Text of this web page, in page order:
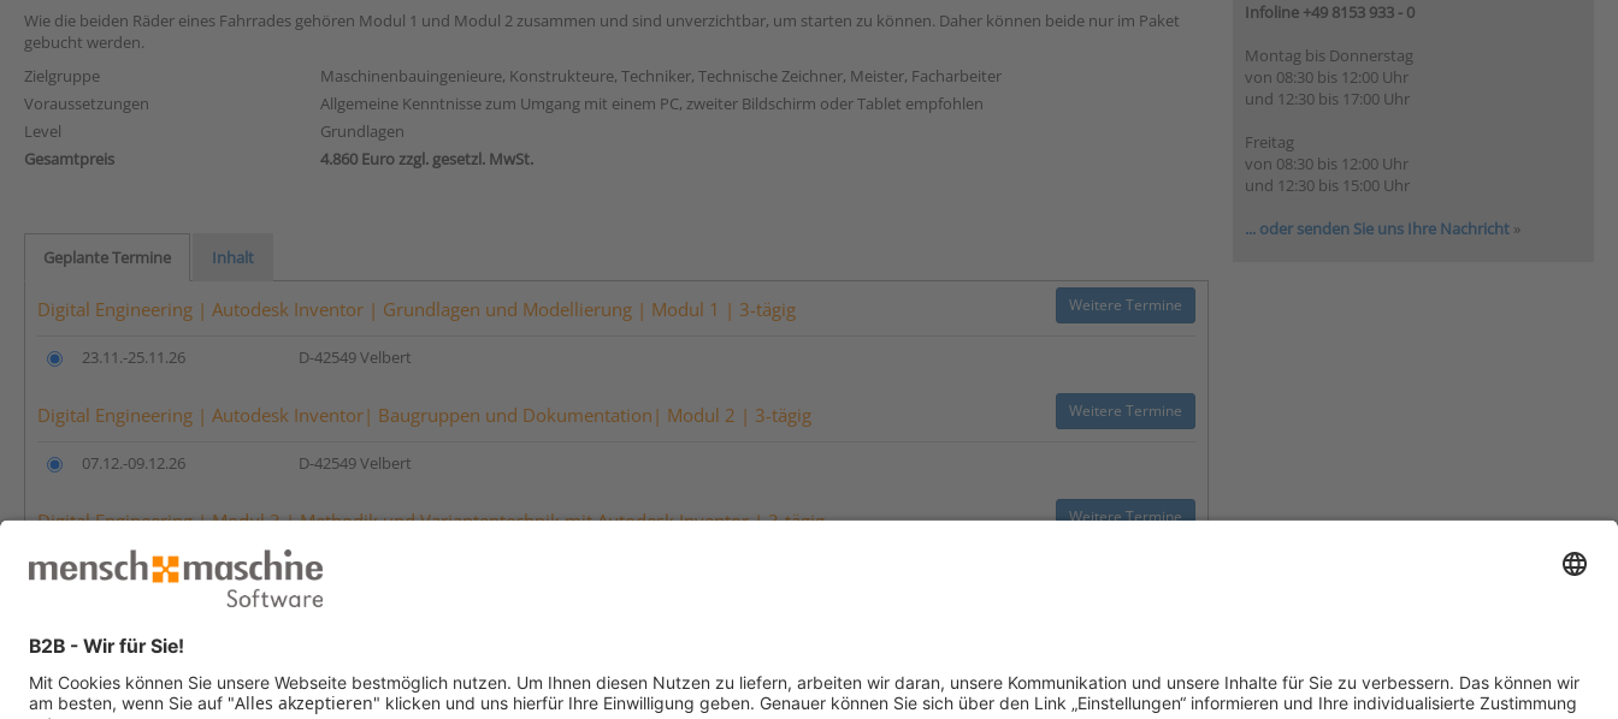
Wie die beiden Räder eines Fahrrades gehören Modul 1 und Modul 2 zusammen und sind unverzichtbar, um starten zu können. Daher können beide nur im Paket
gebucht werden.
Zielgruppe
Maschinenbauingenieure, Konstrukteure, Techniker, Technische Zeichner, Meister, Facharbeiter
Voraussetzungen
Allgemeine Kenntnisse zum Umgang mit einem PC, zweiter Bildschirm oder Tablet empfohlen
Level
Grundlagen
Gesamtpreis
4.860 Euro zzgl. gesetzl. MwSt.
Geplante Termine Inhalt
Digital Engineering | Autodesk Inventor | Grundlagen und Modellierung | Modul 1 | 3-tägig Weitere Termine
23.11.-25.11.26 D-42549 Velbert
Digital Engineering | Autodesk Inventor| Baugruppen und Dokumentation| Modul 2 | 3-tägig Weitere Termine
07.12.-09.12.26 D-42549 Velbert
Digital Engineering | Modul 3 | Methodik und Variantentechnik mit Autodesk Inventor | 3-tägig Weitere Termine
An Ihrem gewünschten Schulungsort ist für dieses Modul leider kein Termin verfügbar.
Klicken Sie auf „Weitere Termine & Orte“
Anmelden
Infoline +49 8153 933 - 0
Montag bis Donnerstag
von 08:30 bis 12:00 Uhr
und 12:30 bis 17:00 Uhr
Freitag
von 08:30 bis 12:00 Uhr
und 12:30 bis 15:00 Uhr
... oder senden Sie uns Ihre Nachricht »